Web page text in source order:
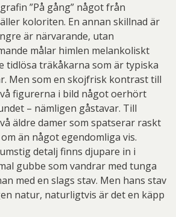
”På gång” något från
koloriten. En annan skillnad är
är närvarande, utan
målar himlen melankoliskt
tidlösa träkåkarna som är typiska
Men som en skojfrisk kontrast till
figurerna i bild något oerhört
– nämligen gåstavar. Till
äldre damer som spatserar raskt
än något egendomliga vis.
detalj finns djupare in i
gubbe som vandrar med tunga
med en slags stav. Men hans stav
natur, naturligtvis är det en käpp